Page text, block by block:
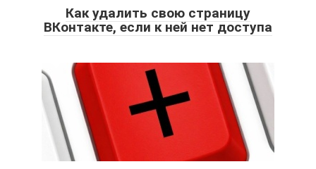
Как удалить свою страницу
ВКонтакте, если к ней нет доступа